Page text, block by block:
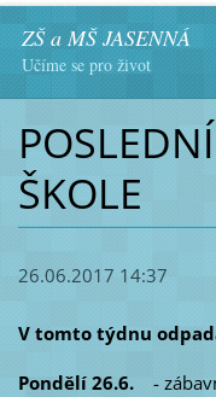
ZŠ a MŠ JASENNÁ
Učíme se pro život
ŠKOLE
26.06.2017 14:37
V tomto týdnu
Pondělí 26.6. -